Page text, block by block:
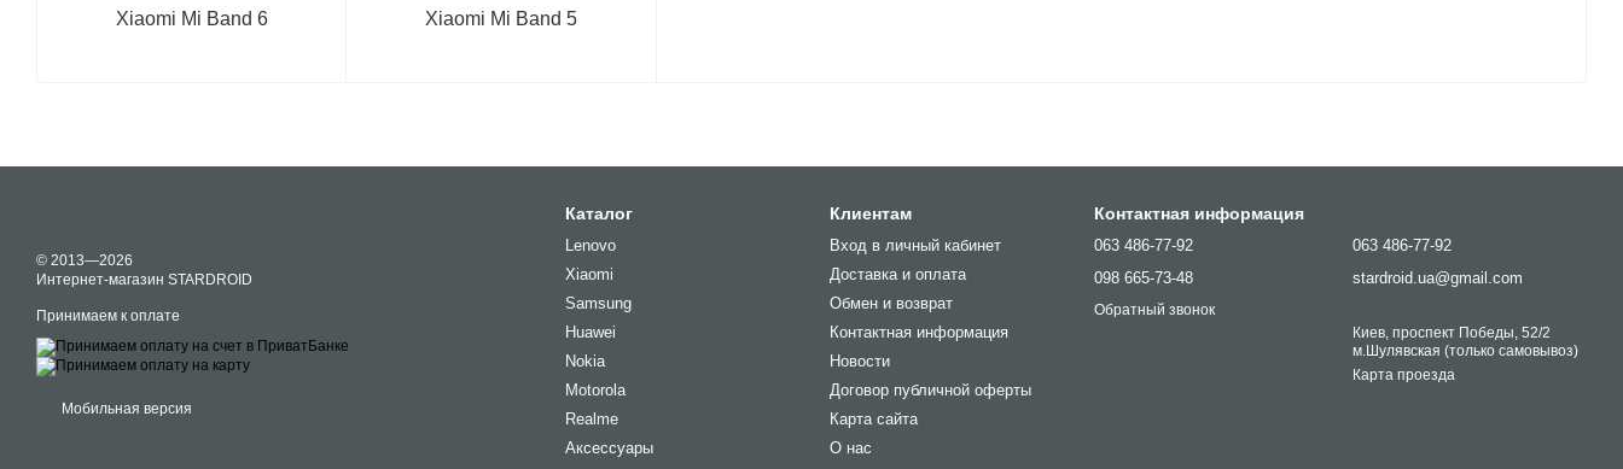
Xiaomi Mi Band 6 Xiaomi Mi Band 5
© 2013—2026
Интернет-магазин STARDROID
Принимаем к оплате
Мобильная версия
Каталог
Lenovo
Xiaomi
Samsung
Huawei
Nokia
Motorola
Realme
Аксессуары
Клиентам
Вход в личный кабинет
Доставка и оплата
Обмен и возврат
Контактная информация
Новости
Договор публичной оферты
Карта сайта
О нас
Контактная информация
063 486-77-92
098 665-73-48
Обратный звонок
063 486-77-92
stardroid.ua@gmail.com
Киев, проспект Победы, 52/2
м.Шулявская (только самовывоз)
Карта проезда